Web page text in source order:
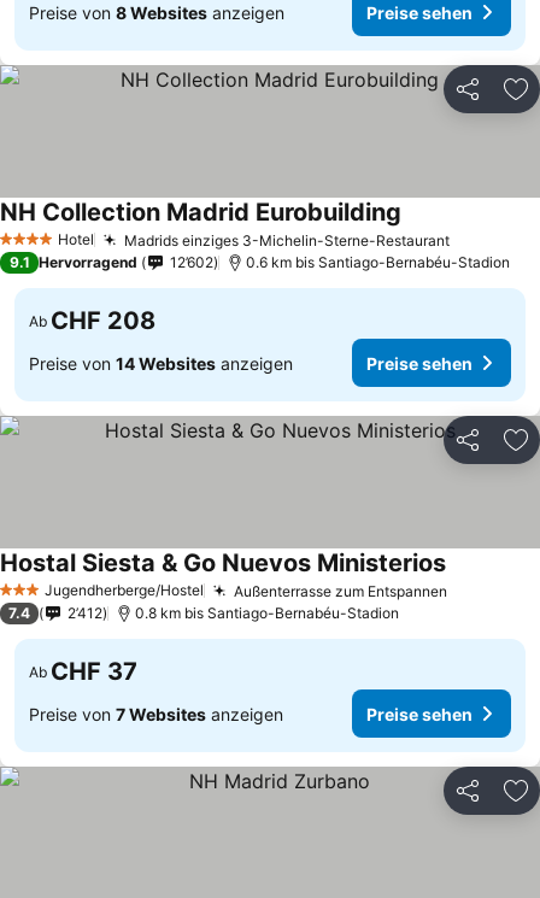
Preise von 8 Websites anzeigen Preise sehen
Teilen
4 Sterne Hotel Madrids einziges 3-Michelin-Sterne-RestaurantPreise
NH Collection Madrid Eurobuilding
9.1 Hervorragend 12’602 0.6 km bis Santiago-Bernabéu-Stadion
Ab CHF 208
Preise von 14 Websites anzeigen Preise sehen
Teilen
3 SterneJugendherberge/Hostel Außenterrasse zum Entspannen
Hostal Siesta & Go Nuevos MinisteriosPreise
7.4 2’412 0.8 km bis Santiago-Bernabéu-Stadion
Ab CHF 37
Preise von 7 Websites anzeigen Preise sehen
Teilen